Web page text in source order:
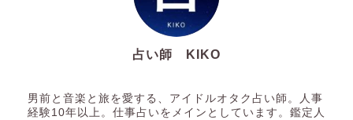
占い師 KIKO
男前と音楽と旅を愛する、アイドルオタク占い師。人事
経験10年以上。仕事占いをメインとしています。鑑定人